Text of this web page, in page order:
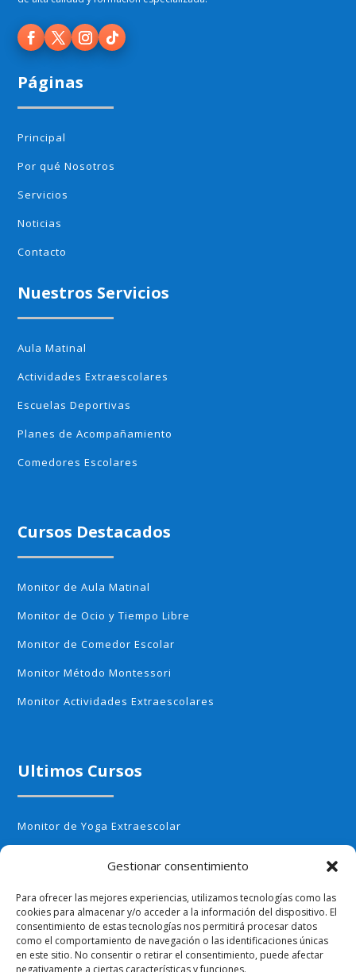
Gestionar consentimiento
Para ofrecer las mejores experiencias, utilizamos tecnologías como las
cookies para almacenar y/o acceder a la información del dispositivo. El
consentimiento de estas tecnologías nos permitirá procesar datos
como el comportamiento de navegación o las identificaciones únicas
en este sitio. No consentir o retirar el consentimiento, puede afectar
negativamente a ciertas características y funciones.
Páginas
Principal
Por qué Nosotros
Servicios
Noticias
Contacto
Nuestros Servicios
Aula Matinal
Actividades Extraescolares
Escuelas Deportivas
Planes de Acompañamiento
Comedores Escolares
Cursos Destacados
Monitor de Aula Matinal
Monitor de Ocio y Tiempo Libre
Monitor de Comedor Escolar
Monitor Método Montessori
Monitor Actividades Extraescolares
Ultimos Cursos
Monitor de Yoga Extraescolar
Monitor de Huerto Escolar
Monitor de Ajedrez